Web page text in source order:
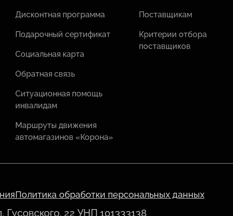
Дисконтная программа
Подарочный сертификат
Социальная карта
Обратная связь
Ситуационная помощь
инвалидам
Маршруты движения
автомагазинов «Корона»
Поставщикам
Критерии отбора
поставщиков
Политика обработки персональных данных
22 УНП 101333138